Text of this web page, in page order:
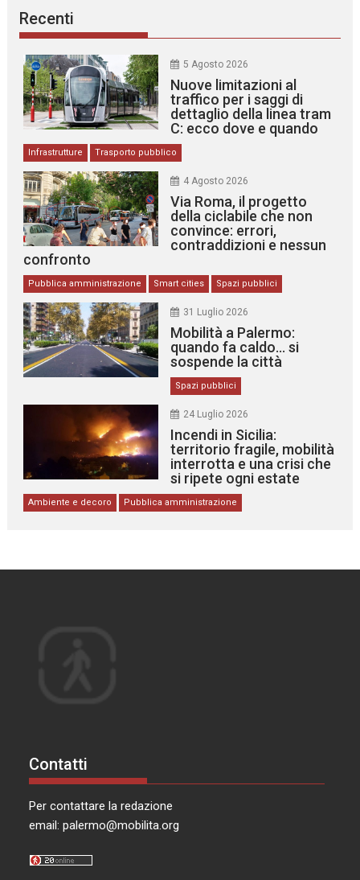
Recenti
5 Agosto 2026
Nuove limitazioni al
traffico per i saggi di
dettaglio della linea tram
C: ecco dove e quando
Infrastrutture Trasporto pubblico
4 Agosto 2026
Via Roma, il progetto
della ciclabile che non
convince: errori,
contraddizioni e nessun
confronto
Pubblica amministrazione Smart cities Spazi pubblici
31 Luglio 2026
Mobilità a Palermo:
quando fa caldo… si
sospende la città
Spazi pubblici
24 Luglio 2026
Incendi in Sicilia:
territorio fragile, mobilità
interrotta e una crisi che
si ripete ogni estate
Ambiente e decoro Pubblica amministrazione
Contatti
Per contattare la redazione
email:palermo@mobilita.org